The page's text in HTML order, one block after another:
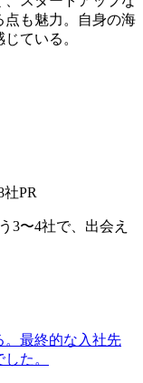
点も魅力。自身の海
ている。
社PR
3〜4社で、出会え
。最終的な入社先
た。